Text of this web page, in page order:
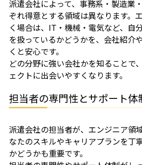
派遣会社によって、事務系・製造業
ぞれ得意とする領域は異なります。
く場合は、IT・機械・電気など、自
を扱っているかどうかを、会社紹介
くと安心です。
どの分野に強い会社かを知ることで
ェクトに出会いやすくなります。
担当者の専門性とサポート体
派遣会社の担当者が、エンジニア領
なたのスキルやキャリアプランを丁
かどうかも重要です。